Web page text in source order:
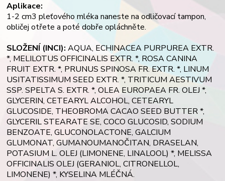
Aplikace:
1-2 cm3 pleťového mléka naneste na odličovací tampon,
obličej otřete a poté dobře opláchněte.
SLOŽENÍ (INCI): AQUA, ECHINACEA PURPUREA EXTR.
*, MELILOTUS OFFICINALIS EXTR. *, ROSA CANINA
FRUIT EXTR. *, PRUNUS SPINOSA FR. EXTR. *, LINUM
USITATISSIMUM SEED EXTR. *, TRITICUM AESTIVUM
SSP. SPELTA S. EXTR. *, OLEA EUROPAEA FR. OLEJ *,
GLYCERIN, CETEARYL ALCOHOL, CETEARYL
GLUCOSIDE, THEOBROMA CACAO SEED BUTTER *,
GLYCERIL STEARATE SE, COCO GLUCOSID, SODIUM
BENZOATE, GLUCONOLACTONE, GALCIUM
GLUMONAT, GUMANOUMANOČITAN, DRASELAN,
POTASIUM L. OLEJ (LIMONENE, LINALOOL) *, MELISSA
OFFICINALIS OLEJ (GERANIOL, CITRONELLOL,
LIMONENE) *, KYSELINA MLÉČNÁ.